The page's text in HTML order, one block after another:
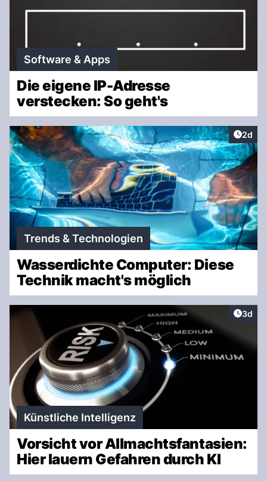
Software & Apps
Die eigene IP-Adresse
verstecken: So geht's
2d
Trends & Technologien
Wasserdichte Computer: Diese
Technik macht's möglich
3d
Künstliche Intelligenz
Vorsicht vor Allmachtsfantasien:
Hier lauern Gefahren durch KI